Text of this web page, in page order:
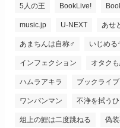
作品一覧
5人の王 BookLive!
music.jp あせ
あまちんは自称♂ いじめる
オタク
ハムラアキラ ブックライブ